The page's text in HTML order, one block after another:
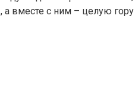
вместе с ним – целую